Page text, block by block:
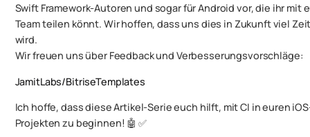
Swift Framework-Autoren und sogar fürAndroid vor, die ihr mit
Team teilen könnt. Wir hoffen, dass uns dies in Zukunft viel
wird.
Wir freuen uns über Feedback und Verbesserungsvorschläge:
JamitLabs/BitriseTemplates
Ich hoffe, dass diese Artikel-Serie euch hilft, mit CI in euren
Projekten zu beginnen! 🤖 ✅